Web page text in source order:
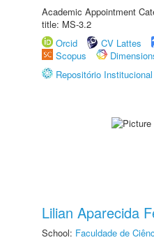
Academic Appointment
title: MS-3.2
Orcid
CV Lattes
Scopus
Repositório
Lilian Aparecida
School: Faculdade de